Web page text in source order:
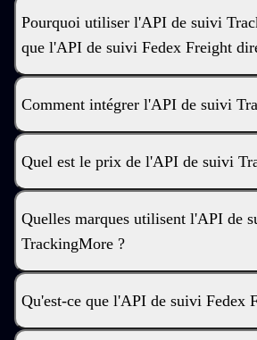
Pourquoi utiliser l'API de suivi
que l'API de suivi Fedex Freight
Comment intégrer l'API de suivi
Quel est le prix de l'API de suivi
Quelles marques utilisent l'API de
TrackingMore ?
Qu'est-ce que l'API de suivi Fedex